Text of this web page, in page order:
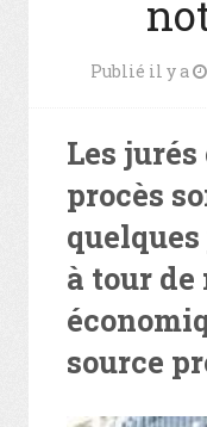
Publié il y a
Les jurés
procès
à tour de
source